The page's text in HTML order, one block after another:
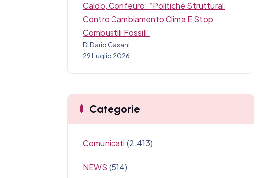
Caldo, Confeuro: “Politiche Strutturali
Contro Cambiamento Clima E Stop
Combustili Fossili”
Di Dario Casani
29 Luglio 2026
Categorie
Comunicati (2.413)
NEWS (514)